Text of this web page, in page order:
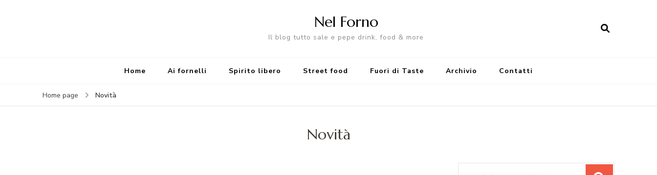
Nel Forno
Il blog tutto sale e pepe drink, food & more
Home Ai fornelli Spirito libero Street food Fuori di Taste Archivio Contatti
Home page Novità
Novità